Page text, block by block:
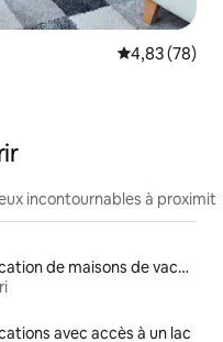
Évaluation
4,83 (78)
incontournables à
Location de maisons de vacances
avec accès à un lac